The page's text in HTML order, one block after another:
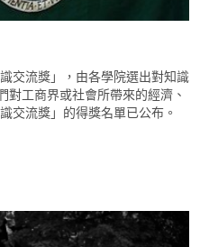
交流獎」，由各學院選出對知識
對工商界或社會所帶來的經濟、
交流獎」的得獎名單已公布。